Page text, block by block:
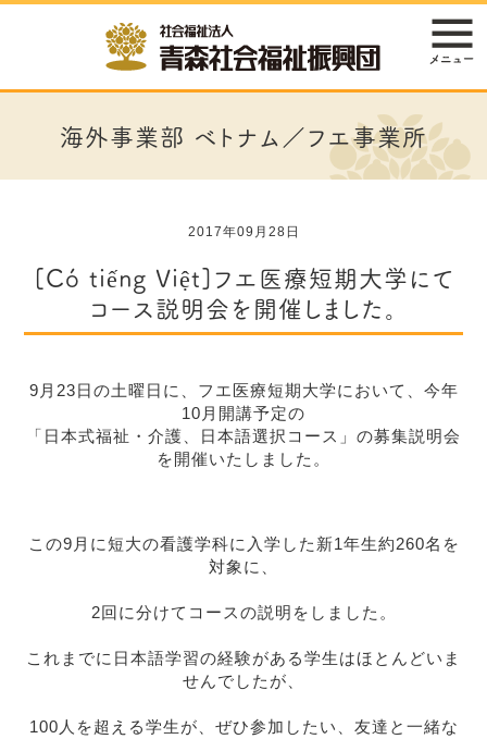
海外事業部 ベトナム／フエ事業所
2017年09月28日
[Có tiếng Việt]フエ医療短期大学にて
コース説明会を開催しました。
9月23日の土曜日に、フエ医療短期大学において、今年
10月開講予定の
「日本式福祉・介護、日本語選択コース」 の募集説明会
を開催いたしました。
この9月に短大の看護学科に入学した新1年生約260名を
対象に
2回に分けてコースの説明をしました。
これまでに日本語学習の経験がある学生はほとんどいま
せんでした が、
100人を超える学生が、ぜひ参加したい、 友達と一緒な